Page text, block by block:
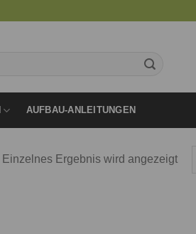
AUFBAU-ANLEITUNGEN
Einzelnes Ergebnis wird angezeigt